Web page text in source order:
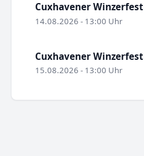
Cuxhavener Winzerfest
14.08.2026 - 13:00 Uhr
Cuxhavener Winzerfest
15.08.2026 - 13:00 Uhr